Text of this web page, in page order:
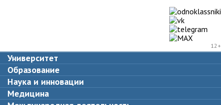
12+
Университет
Образование
Наука и инновации
Медицина